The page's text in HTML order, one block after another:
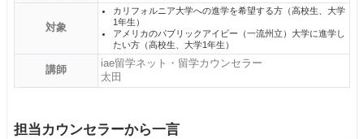
対象
カリフォルニア大学への進学を希望する方（高校生、大学
1年生）
アメリカのパブリックアイビー（一流州立）大学に進学し
たい方（高校生、大学1年生）
講師
iae留学ネット・留学カウンセラー
太田
担当カウンセラーから一言